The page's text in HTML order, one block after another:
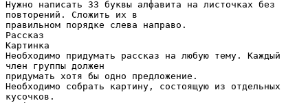
Нужно написать 33 буквы алфавита на листочках без
повторений. Сложить их в
правильном порядке слева направо.
Рассказ
Картинка
Необходимо придумать рассказ на любую тему. Каждый
член группы должен
придумать хотя бы одно предложение.
Необходимо собрать картину, состоящую из отдельных
кусочков.